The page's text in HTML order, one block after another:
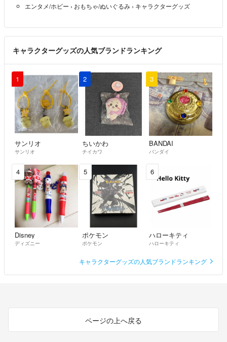
エンタメ/ホビー › おもちゃ/ぬいぐるみ › キャラクターグッズ
キャラクターグッズの人気ブランドランキング
1
サンリオ
サンリオ
2
ちいかわ
チイカワ
3
BANDAI
バンダイ
4
Disney
ディズニー
5
ポケモン
ポケモン
6
ハローキティ
ハローキティ
キャラクターグッズの人気ブランドランキング
ページの上へ戻る